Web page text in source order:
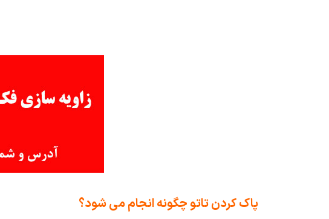
پاک کردن تاتو چگونه انجام می شود؟